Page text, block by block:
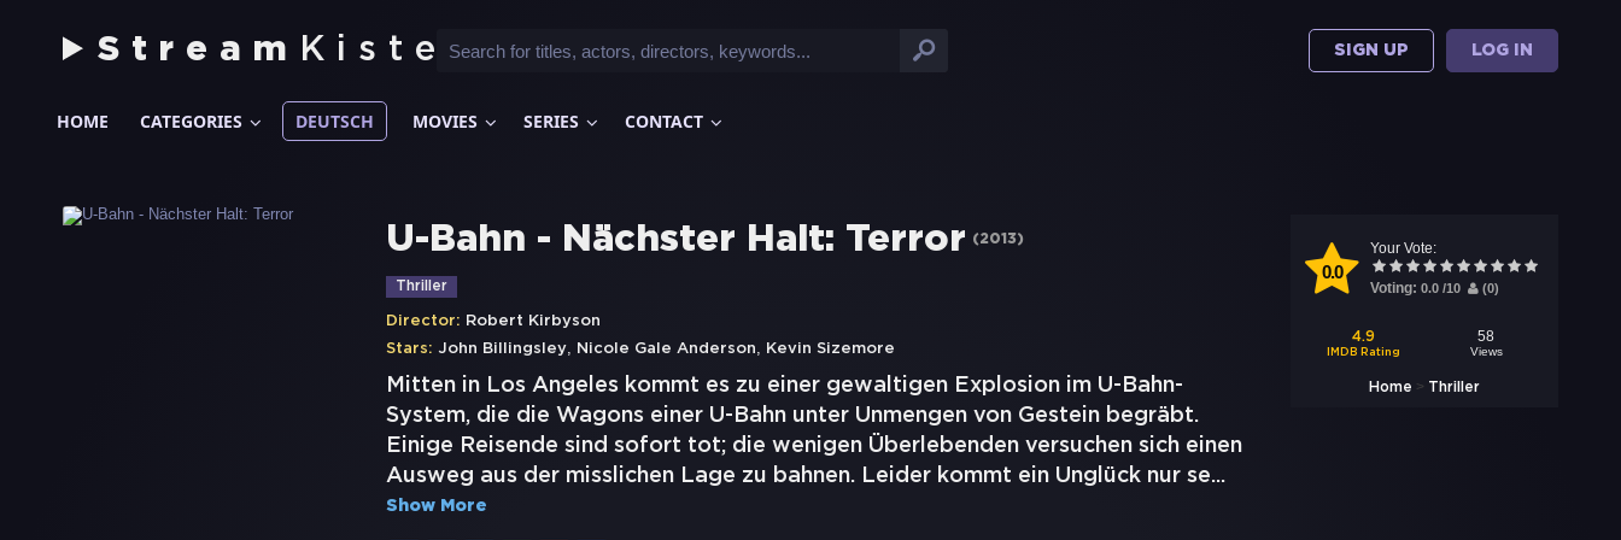
Stream Kiste SIGN UP LOG IN
HOME CATEGORIES DEUTSCH MOVIES SERIES CONTACT
0.0
Your Vote:
Voting: 0.0 /10 (0)
4.9
IMDB Rating
58
Views
Home > Thriller
U-Bahn - Nächster Halt: Terror (2013)
Thriller
Director: Robert Kirbyson
Stars: John Billingsley, Nicole Gale Anderson, Kevin Sizemore
Mitten in Los Angeles kommt es zu einer gewaltigen Explosion im U-Bahn-
System, die die Wagons einer U-Bahn unter Unmengen von Gestein begräbt.
Einige Reisende sind sofort tot; die wenigen Überlebenden versuchen sich einen
Ausweg aus der misslichen Lage zu bahnen. Leider kommt ein Unglück nur se...
Show More